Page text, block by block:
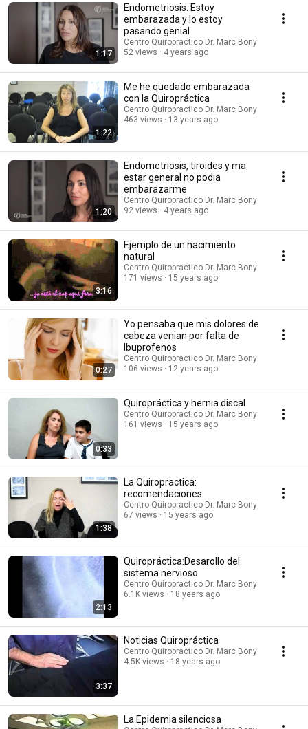
1:17
Endometriosis: Estoy
embarazada y lo estoy
pasando genial
Centro Quiropractico Dr. Marc Bony
52 views
4 years ago
1:22
Me he quedado embarazada
con la Quiropráctica
Centro Quiropractico Dr. Marc Bony
463 views
13 years ago
1:20
Endometriosis, tiroides y ma
estar general no podia
embarazarme
Centro Quiropractico Dr. Marc Bony
92 views
4 years ago
3:16
Ejemplo de un nacimiento
natural
Centro Quiropractico Dr. Marc Bony
171 views
15 years ago
0:27
Yo pensaba que mis dolores de
cabeza venian por falta de
Ibuprofenos
Centro Quiropractico Dr. Marc Bony
106 views
12 years ago
0:33
Quiropráctica y hernia discal
Centro Quiropractico Dr. Marc Bony
161 views
15 years ago
1:38
La Quiropractica:
recomendaciones
Centro Quiropractico Dr. Marc Bony
67 views
15 years ago
2:13
Quiropráctica:Desarollo del
sistema nervioso
Centro Quiropractico Dr. Marc Bony
6.1K views
18 years ago
3:37
Noticias Quiropráctica
Centro Quiropractico Dr. Marc Bony
4.5K views
18 years ago
La Epidemia silenciosa